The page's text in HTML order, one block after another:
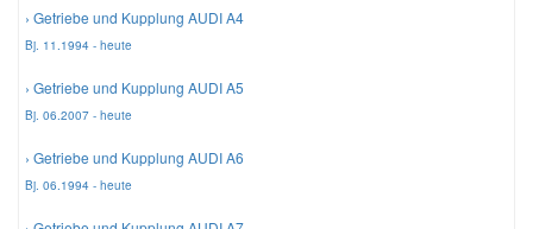
› Getriebe und Kupplung AUDI A4
Bj. 11.1994 - heute
› Getriebe und Kupplung AUDI A5
Bj. 06.2007 - heute
› Getriebe und Kupplung AUDI A6
Bj. 06.1994 - heute
Mini Ersatzteile
Mitsubishi Ersatzteile
Nissan Ersatzteile